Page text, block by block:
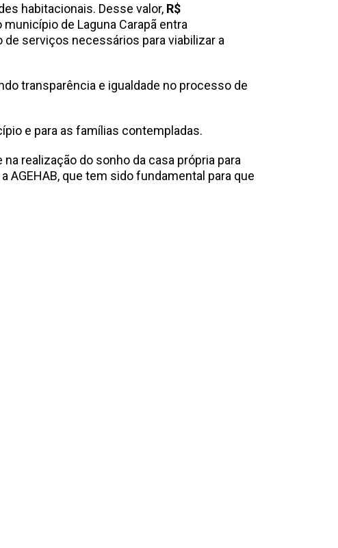
habitacionais. Desse valor, R$
de Laguna Carapã entra
serviços necessários para viabilizar a
transparência e igualdade no processo de
e para as famílias contempladas.
realização do sonho da casa própria para
que tem sido fundamental para que